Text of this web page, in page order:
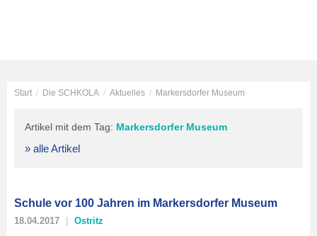
Start / Die SCHKOLA / Aktuelles / Markersdorfer Museum
Artikel mit dem Tag: Markersdorfer Museum
» alle Artikel
Schule vor 100 Jahren im Markersdorfer Museum
18.04.2017 Ostritz